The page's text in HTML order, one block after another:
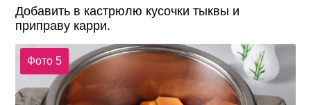
Добавить в кастрюлю кусочки тыквы и
приправу карри.
Фото 5